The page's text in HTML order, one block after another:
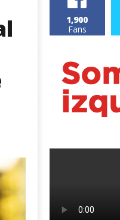
1,900
Fans